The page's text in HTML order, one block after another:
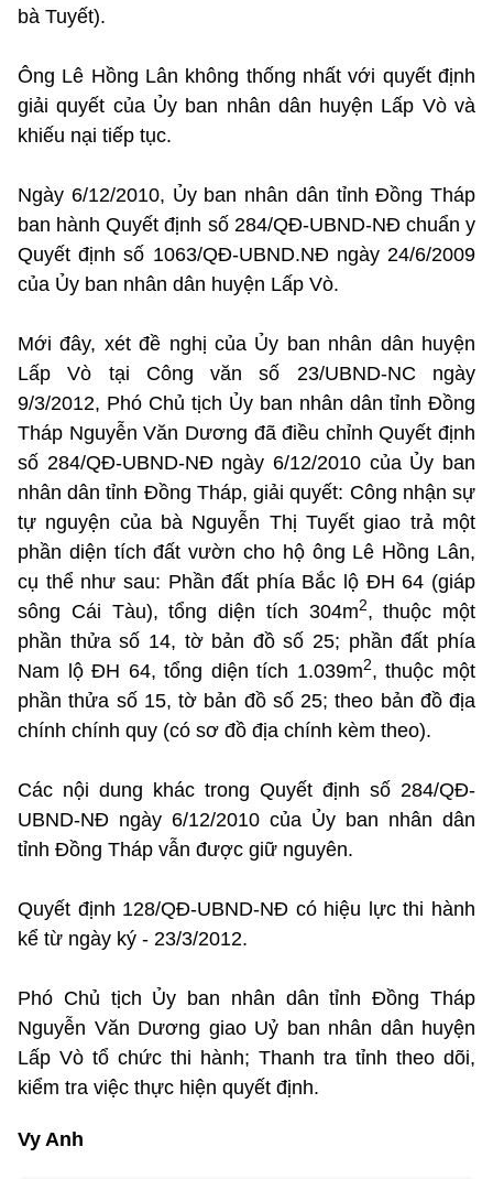
bà Tuyết).
Ông Lê Hồng Lân không thống nhất với quyết định
giải quyết của Ủy ban nhân dân huyện Lấp Vò và
khiếu nại tiếp tục.
Ngày 6/12/2010, Ủy ban nhân dân tỉnh Đồng Tháp
ban hành Quyết định số 284/QĐ-UBND-NĐ chuẩn y
Quyết định số 1063/QĐ-UBND.NĐ ngày 24/6/2009
của Ủy ban nhân dân huyện Lấp Vò.
Mới đây, xét đề nghị của Ủy ban nhân dân huyện
Lấp Vò tại Công văn số 23/UBND-NC ngày
9/3/2012, Phó Chủ tịch Ủy ban nhân dân tỉnh Đồng
Tháp Nguyễn Văn Dương đã điều chỉnh Quyết định
số 284/QĐ-UBND-NĐ ngày 6/12/2010 của Ủy ban
nhân dân tỉnh Đồng Tháp, giải quyết: Công nhận sự
tự nguyện của bà Nguyễn Thị Tuyết giao trả một
phần diện tích đất vườn cho hộ ông Lê Hồng Lân,
cụ thể như sau: Phần đất phía Bắc lộ ĐH 64 (giáp
sông Cái Tàu), tổng diện tích 304m2, thuộc một
phần thửa số 14, tờ bản đồ số 25; phần đất phía
Nam lộ ĐH 64, tổng diện tích 1.039m2, thuộc một
phần thửa số 15, tờ bản đồ số 25; theo bản đồ địa
chính chính quy (có sơ đồ địa chính kèm theo).
Các nội dung khác trong Quyết định số 284/QĐ-
UBND-NĐ ngày 6/12/2010 của Ủy ban nhân dân
tỉnh Đồng Tháp vẫn được giữ nguyên.
Quyết định 128/QĐ-UBND-NĐ có hiệu lực thi hành
kể từ ngày ký - 23/3/2012.
Phó Chủ tịch Ủy ban nhân dân tỉnh Đồng Tháp
Nguyễn Văn Dương giao Uỷ ban nhân dân huyện
Lấp Vò tổ chức thi hành; Thanh tra tỉnh theo dõi,
kiểm tra việc thực hiện quyết định.
Vy Anh